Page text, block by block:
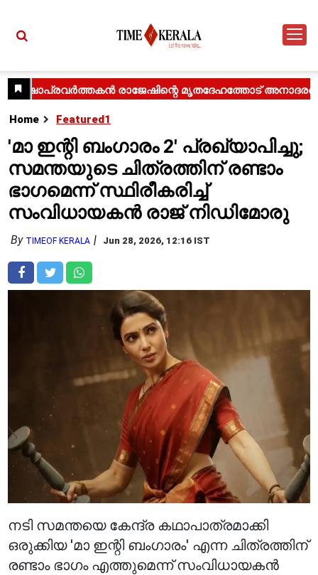
Home Featured1
'മാ ഇന്റി ബംഗാരം 2' പ്രഖ്യാപിച്ചു;
സമന്തയുടെ ചിത്രത്തിന് രണ്ടാം
ഭാഗമെന്ന് സ്ഥിരീകരിച്ച്
സംവിധായകൻ രാജ് നിഡിമോരു
By TIMEOF KERALA Jun 28, 2026, 12:16 IST
നടി സമന്തയെ കേന്ദ്ര കഥാപാത്രമാക്കി
ഒരുക്കിയ 'മാ ഇന്റി ബംഗാരം' എന്ന ചിത്രത്തിന്
രണ്ടാം ഭാഗം എത്തുമെന്ന് സംവിധായകൻ